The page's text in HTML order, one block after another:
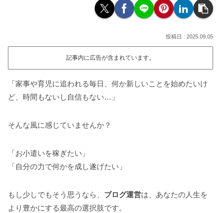
2025.09.05
記事内に広告が含まれています。
「家事や育児に追われる毎日、何か新しいことを始めたいけ
ど、時間もないし自信もない…」
そんな風に感じていませんか？
「お小遣いを稼ぎたい」
「自分の力で何かを成し遂げたい」
もし少しでもそう思うなら、 ブログ運営は、あなたの人生を
より豊かにする最高の選択肢です。